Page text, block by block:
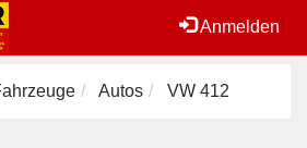
Anmelden
Autos VW 412